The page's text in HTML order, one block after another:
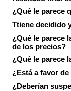
¿Qué le parece
Ttiene decidido
¿Qué le parece
de los precios?
¿Qué le parece
¿Está a favor
¿Deberían